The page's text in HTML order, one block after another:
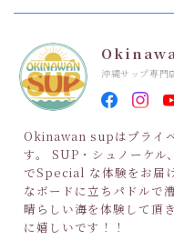
沖縄サップ専門
Okinawan supはプライ
す。 SUP・シュノーケ
でSpecial な体験をお届
なボードに立ちパドルで
晴らしい海を体験して頂
に嬉しいです！！